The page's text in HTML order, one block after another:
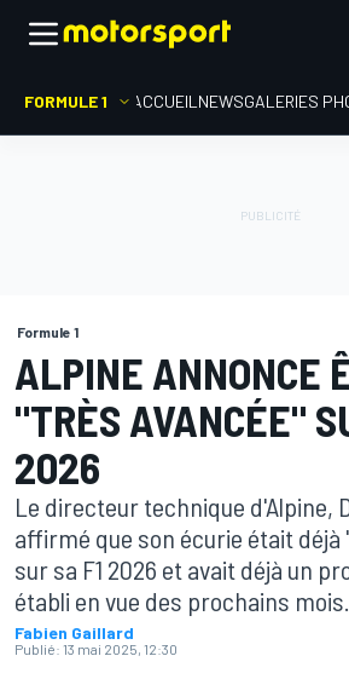
FORMULE 1 ACCUEIL NEWSGALERIES
Formule 1
ALPINE ANNONCE
"TRÈS AVANCÉE"
2026
Le directeur technique d'Alpine,
affirmé que son écurie était déjà
sur sa F1 2026 et avait déjà un
établi en vue des prochains mois.
Fabien Gaillard
Publié: 13 mai 2025, 12:30